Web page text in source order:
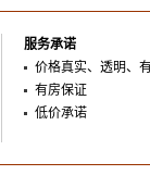
服务承诺
价格真实、透明、
有房保证
低价承诺